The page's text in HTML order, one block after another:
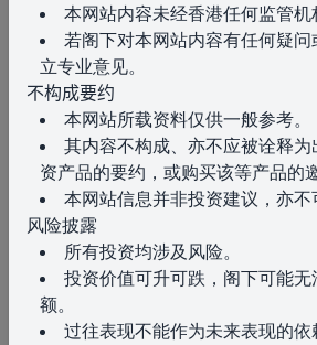
本网站内容未经香港任何监管机
若阁下对本网站内容有任何疑
立专业意见。
不构成要约
本网站所载资料仅供一般参考。
其内容不构成、亦不应被诠释
资产品的要约，或购买该等产品的邀
本网站信息并非投资建议，亦不
风险披露
所有投资均涉及风险。
投资价值可升可跌，阁下可能
额。
过往表现不能作为未来表现的依